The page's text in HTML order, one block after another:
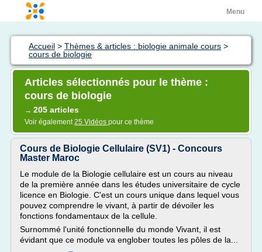
Menu
Accueil > Thèmes & articles : biologie animale cours >
cours de biologie
Articles sélectionnés pour le thème :
cours de biologie
→ 205 articles
Voir également25 Vidéos pour ce thème
Cours de Biologie Cellulaire (SV1) - Concours
Master Maroc
Le module de la Biologie cellulaire est un cours au niveau
de la première année dans les études universitaire de cycle
licence en Biologie. C'est un cours unique dans lequel vous
pouvez comprendre le vivant, à partir de dévoiler les
fonctions fondamentaux de la cellule.
Surnommé l'unité fonctionnelle du monde Vivant, il est
évidant que ce module va englober toutes les pôles de la...